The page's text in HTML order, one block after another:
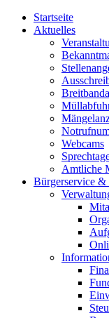
Startseite
Aktuelles
Webcams
Amtliche
Bürgerservice